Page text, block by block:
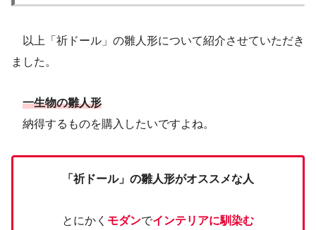
以上「祈ドール」の雛人形について紹介させていただき
ました。
一生物の雛人形
納得するものを購入したいですよね。
「祈ドール」の雛人形がオススメな人
とにかく モダンでインテリアに馴染む